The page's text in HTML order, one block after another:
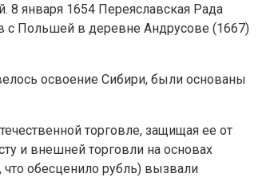
января 1654 Переяславская Рада
с Польшей в деревне Андрусове (1667)
освоение Сибири, были основаны
торговле, защищая ее от
и внешней торговли на основах
обесценило рубль) вызвали